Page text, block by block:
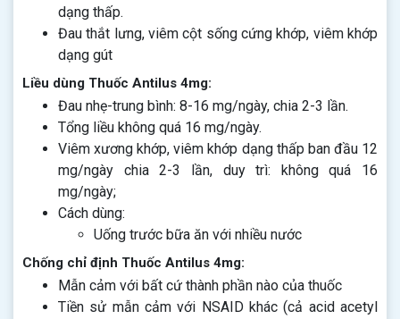
dạng thấp.
Đau thắt lưng, viêm cột sống cứng khớp, viêm khớp
dạng gút
Liều dùng Thuốc Antilus 4mg:
Đau nhẹ-trung bình: 8-16 mg/ngày, chia 2-3 lần.
Tổng liều không quá 16 mg/ngày.
Viêm xương khớp, viêm khớp dạng thấp ban đầu 12
mg/ngày chia 2-3 lần, duy trì: không quá 16
mg/ngày;
Cách dùng:
Uống trước bữa ăn với nhiều nước
Chống chỉ định Thuốc Antilus 4mg:
Mẫn cảm với bất cứ thành phần nào của thuốc
Tiền sử mẫn cảm với NSAID khác (cả acid acetyl